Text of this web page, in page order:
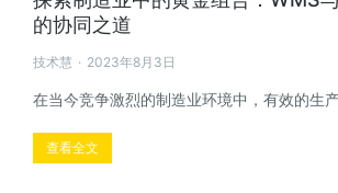
的协同之道
技术慧 2023年8月3日
在当今竞争激烈的制造业环境中，有效的生
查看全文